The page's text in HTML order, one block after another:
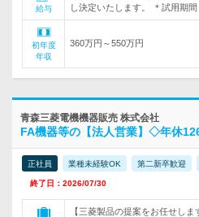
給与
し決定いたします。 ＊試用期
初年度
年収
360万円～550万円
青森三菱電機機器販売 株式会社
FA機器等の【法人営業】◇年休
正社員 業種未経験OK 第二新卒歓迎
終了日：2026/07/30
【三菱製品の提案をお任せし